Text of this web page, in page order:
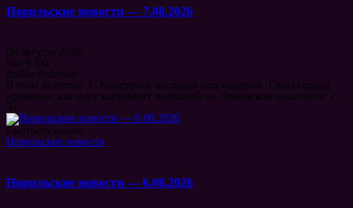
Норильские новости — 7.08.2026
8 августа 2026
like
0
like
dislike
0 dislike
В этом выпуске: 1. Культурное наследие под защитой. Глава города
проверил, как идет капремонт подполий на Ленинском проспекте. 2.
За...
Смотреть позже
Норильские новости
Норильские новости — 6.08.2026